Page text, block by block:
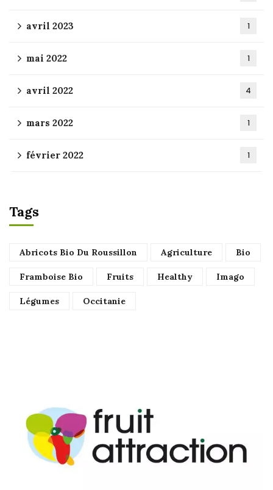
avril 2023 1
mai 2022 1
avril 2022 4
mars 2022 1
février 2022 1
Tags
Abricots Bio Du Roussillon Agriculture Bio
Framboise Bio Fruits Healthy Imago
Légumes Occitanie